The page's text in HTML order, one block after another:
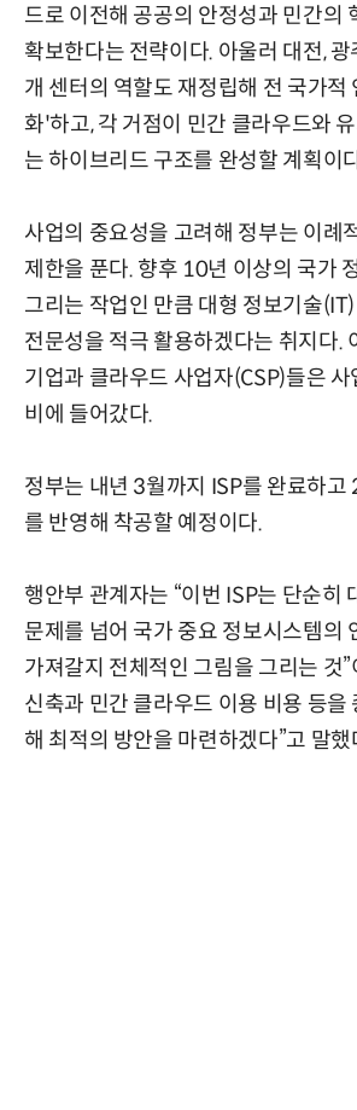
드로 이전해 공공의 안정성과 민간의
확보한다는 전략이다. 아울러 대전, 광
개 센터의 역할도 재정립해 전 국가적
화'하고, 각 거점이 민간 클라우드와
는 하이브리드 구조를 완성할 계획이
사업의 중요성을 고려해 정부는 이례
제한을 푼다. 향후 10년 이상의 국가
그리는 작업인 만큼 대형 정보기술
전문성을 적극 활용하겠다는 취지다.
기업과 클라우드 사업자(CSP)들은
비에 들어갔다.
정부는 내년 3월까지 ISP를 완료하고
를 반영해 착공할 예정이다.
행안부 관계자는 “이번 ISP는 단순히
문제를 넘어 국가 중요 정보시스템의
가져갈지 전체적인 그림을 그리는 것”
신축과 민간 클라우드 이용 비용 등을
해 최적의 방안을 마련하겠다”고 말했